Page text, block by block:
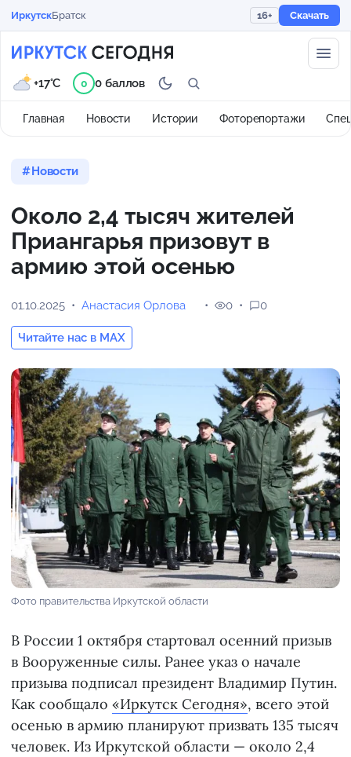
ИркутскБратск 16+ Скачать
Главная Новости Истории Фоторепортажи
+17°C 0 0 баллов
Новости
Около 2,4 тысяч жителей
Приангарья призовут в
армию этой осенью
01.10.2025 Анастасия Орлова
Читайте нас в MAX
0 0
Фото правительства Иркутской области
В России 1 октября стартовал осенний призыв
в Вооруженные силы. Ранее указ о начале
призыва подписал президент Владимир Путин.
Как сообщало «Иркутск Сегодня», всего этой
осенью в армию планируют призвать 135 тысяч
человек. Из Иркутской области — около 2,4